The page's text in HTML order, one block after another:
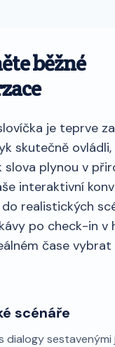
běžné
je teprve
skutečně
slova plynou v
interaktivní
realistických
po check-in v
čase vybrat
scénáře
dialogy sestavenými